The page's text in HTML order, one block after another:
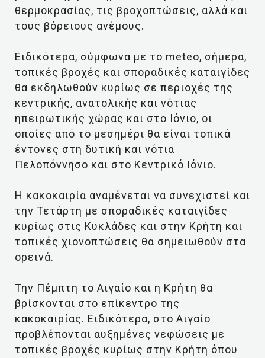
θερμοκρασίας, τις βροχοπτώσεις, αλλά και
τους βόρειους ανέμους.
Ειδικότερα, σύμφωνα με το meteo, σήμερα,
τοπικές βροχές και σποραδικές καταιγίδες
θα εκδηλωθούν κυρίως σε περιοχές της
κεντρικής, ανατολικής και νότιας
ηπειρωτικής χώρας και στο Ιόνιο, οι
οποίες από το μεσημέρι θα είναι τοπικά
έντονες στη δυτική και νότια
Πελοπόννησο και στο Κεντρικό Ιόνιο.
Η κακοκαιρία αναμένεται να συνεχιστεί και
την Τετάρτη με σποραδικές καταιγίδες
κυρίως στις Κυκλάδες και στην Κρήτη και
τοπικές χιονοπτώσεις θα σημειωθούν στα
ορεινά.
Την Πέμπτη το Αιγαίο και η Κρήτη θα
βρίσκονται στο επίκεντρο της
κακοκαιρίας. Ειδικότερα, στο Αιγαίο
προβλέπονται αυξημένες νεφώσεις με
τοπικές βροχές κυρίως στην Κρήτη όπου